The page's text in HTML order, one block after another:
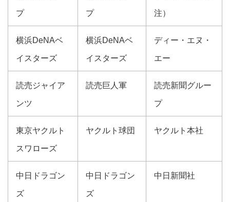
プ プ 注）
横浜DeNAベ
イスターズ
横浜DeNAベ
イスターズ
ディー・エヌ・
エー
読売ジャイア
ンツ
読売巨人軍 読売新聞グルー
プ
東京ヤクルト
スワローズ
ヤクルト球団 ヤクルト本社
中日ドラゴン
ズ
中日ドラゴン
ズ
中日新聞社